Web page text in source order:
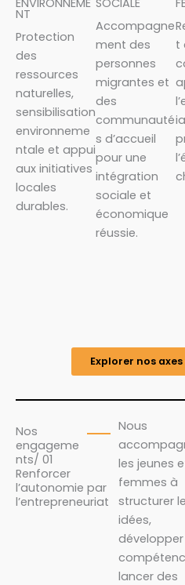
ENVIRONNEME
NT
Protection
des
ressources
naturelles,
sensibilisation
environneme
ntale et appui
aux initiatives
locales
durables.
SOCIALE
Accompagne
ment des
personnes
migrantes et
des
communauté
s d’accueil
pour une
intégration
sociale et
économique
réussie.
t
Explorer nos
Nos
engageme
nts/ 01
Renforcer
l’autonomie par
l’entrepreneuriat
Nous
les jeunes
femmes à
structurer
idées,
développer
lancer des